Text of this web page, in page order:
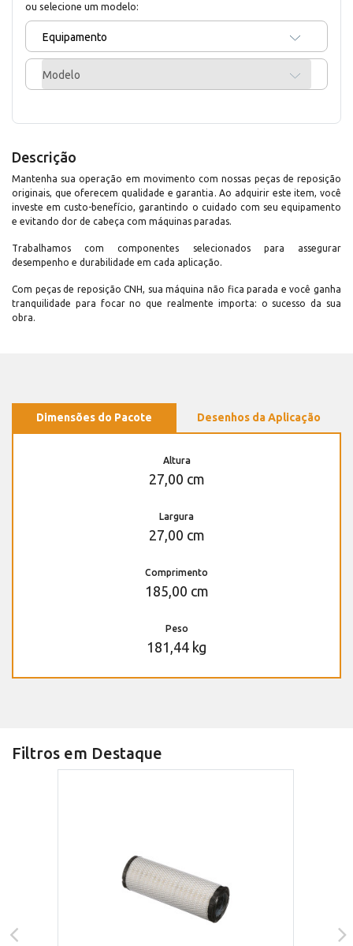
ou selecione um modelo:
Equipamento
Modelo
Descrição
Mantenha sua operação em movimento com nossas peças de reposição
originais, que oferecem qualidade e garantia. Ao adquirir este item, você
investe em custo-benefício, garantindo o cuidado com seu equipamento
e evitando dor de cabeça com máquinas paradas.
Trabalhamos com componentes selecionados para assegurar
desempenho e durabilidade em cada aplicação.
Com peças de reposição CNH, sua máquina não fica parada e você ganha
tranquilidade para focar no que realmente importa: o sucesso da sua
obra.
Dimensões do Pacote Desenhos da Aplicação
Altura
27,00 cm
Largura
27,00 cm
Comprimento
185,00 cm
Peso
181,44 kg
Filtros em Destaque